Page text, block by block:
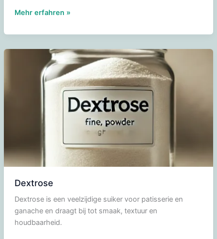
Pectine
Mehr erfahren »
Dextrose
Dextrose is een veelzijdige suiker voor patisserie en
ganache en draagt bij tot smaak, textuur en
houdbaarheid.